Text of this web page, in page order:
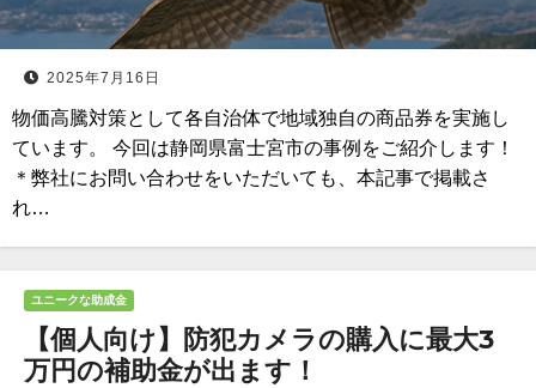
2025年7月16日
物価高騰対策として各自治体で地域独自の商品券を実施し
ています。 今回は静岡県富士宮市の事例をご紹介します！
＊弊社にお問い合わせをいただいても、本記事で掲載さ
れ…
ユニークな助成金
【個人向け】防犯カメラの購入に最大3
万円の補助金が出ます！